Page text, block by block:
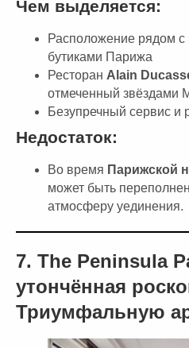
Чем выделяется:
Расположение рядом
бутиками Парижа
Ресторан Alain
отмеченный звёздами
Безупречный сервис и
Недостаток:
Во время Парижской
может быть
атмосферу уединения.
7. The Peninsula
утончённая
Триумфальную